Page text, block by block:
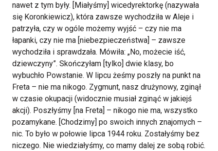
nawet z tym były. [Miałyśmy] wicedyrektorkę (nazywała
się Koronkiewicz), która zawsze wychodziła w Aleje i
patrzyła, czy w ogóle możemy wyjść – czy nie ma
łapanki, czy nie ma [niebezpieczeństwa] – zawsze
wychodziła i sprawdzała. Mówiła: „No, możecie iść,
dziewczyny”. Skończyłam [tylko] dwie klasy, bo
wybuchło Powstanie. W lipcu żeśmy poszły na punkt na
Freta – nie ma nikogo. Zygmunt, nasz drużynowy, zginął
w czasie okupacji (widocznie musiał zginąć w jakiejś
akcji). Poszłyśmy [na Freta] – nikogo nie ma, wszystko
pozamykane. [Chodzimy] po swoich innych znajomych –
nic. To było w połowie lipca 1944 roku. Zostałyśmy bez
niczego. Nie wiedziałyśmy, co mamy dalej ze sobą robić.